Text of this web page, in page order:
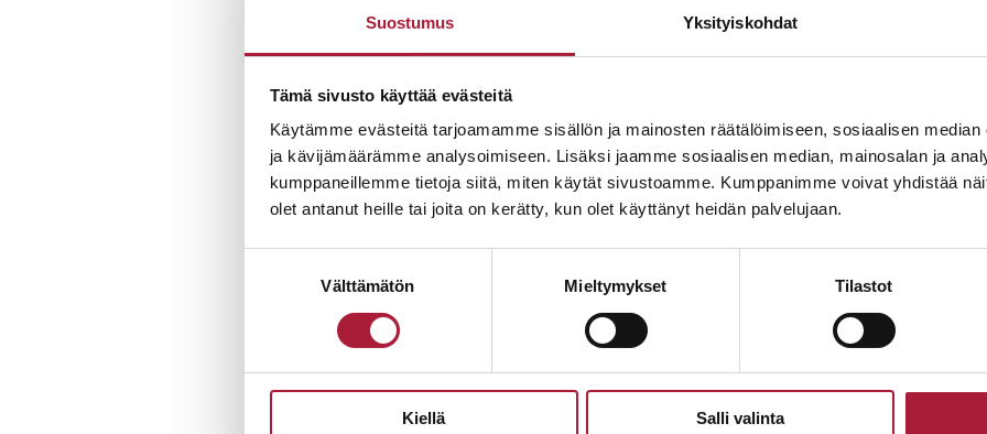
Suostumus Yksityiskohdat
Tämä sivusto käyttää evästeitä
Käytämme evästeitä tarjoamamme sisällön ja mainosten räätälöimiseen, sosiaalisen
ja kävijämäärämme analysoimiseen. Lisäksi jaamme sosiaalisen median, mainosalan ja
kumppaneillemme tietoja siitä, miten käytät sivustoamme. Kumppanimme voivat yhdistää
olet antanut heille tai joita on kerätty, kun olet käyttänyt heidän palvelujaan.
Välttämätön Mieltymykset Tilastot
Kiellä Salli valinta
läheisyydessä! Alue kehittyy lähivuosina voimakkaasti, kun puistot ja palvelut
Tutustu asuntoihin
Huoneistoala: 86.0 m²